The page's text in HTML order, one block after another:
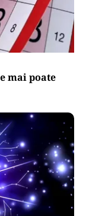
mai poate